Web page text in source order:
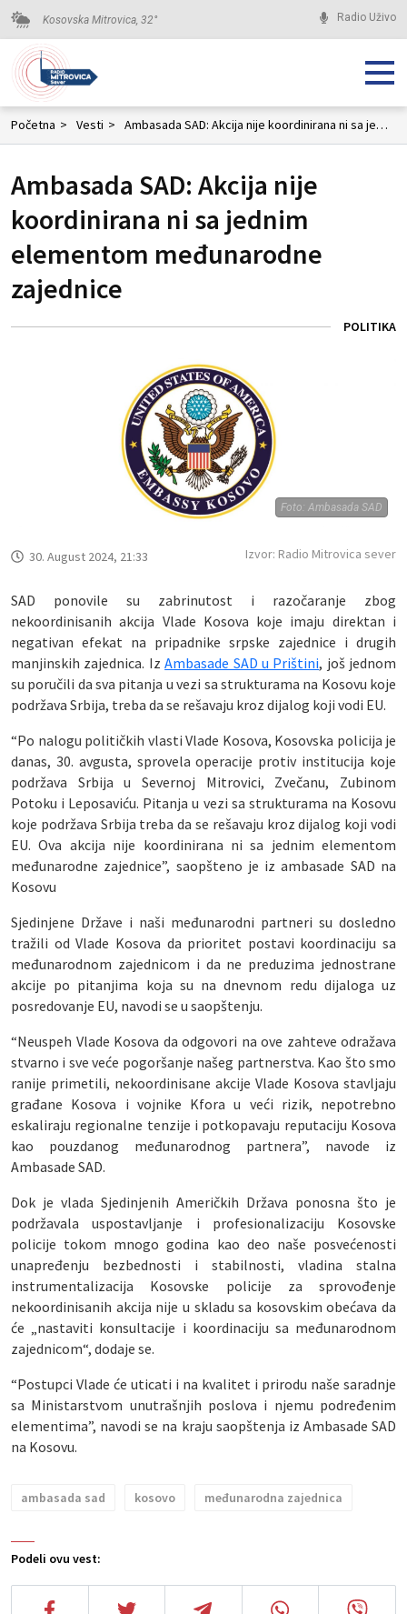
Kosovska Mitrovica, 32° Radio Uživo
Početna > Vesti > Ambasada SAD: Akcija nije koordinirana ni sa jednim elementom međunarodne zajednice
Ambasada SAD: Akcija nije
koordinirana ni sa jednim
elementom međunarodne
zajednice
POLITIKA
Foto: Ambasada SAD
Podeli ovu vest:
30. August 2024, 21:33 Izvor: Radio Mitrovica sever
SAD ponovile su zabrinutost i razočaranje zbog
nekoordinisanih akcija Vlade Kosova koje imaju direktan i
negativan efekat na pripadnike srpske zajednice i drugih
manjinskih zajednica. IzAmbasade SAD u Prištini, još jednom
su poručili da sva pitanja u vezi sa strukturama na Kosovu koje
podržava Srbija, treba da se rešavaju kroz dijalog koji vodi EU.
“Po nalogu političkih vlasti Vlade Kosova, Kosovska policija je
danas, 30. avgusta, sprovela operacije protiv institucija koje
podržava Srbija u Severnoj Mitrovici, Zvečanu, Zubinom
Potoku i Leposaviću. Pitanja u vezi sa strukturama na Kosovu
koje podržava Srbija treba da se rešavaju kroz dijalog koji vodi
EU. Ova akcija nije koordinirana ni sa jednim elementom
međunarodne zajednice”, saopšteno je iz ambasade SAD na
Kosovu
Sjedinjene Države i naši međunarodni partneri su dosledno
tražili od Vlade Kosova da prioritet postavi koordinaciju sa
međunarodnom zajednicom i da ne preduzima jednostrane
akcije po pitanjima koja su na dnevnom redu dijaloga uz
posredovanje EU, navodi se u saopštenju.
“Neuspeh Vlade Kosova da odgovori na ove zahteve odražava
stvarno i sve veće pogoršanje našeg partnerstva. Kao što smo
ranije primetili, nekoordinisane akcije Vlade Kosova stavljaju
građane Kosova i vojnike Kfora u veći rizik, nepotrebno
eskaliraju regionalne tenzije i potkopavaju reputaciju Kosova
kao pouzdanog međunarodnog partnera”, navode iz
Ambasade SAD.
Dok je vlada Sjedinjenih Američkih Država ponosna što je
podržavala uspostavljanje i profesionalizaciju Kosovske
policije tokom mnogo godina kao deo naše posvećenosti
unapređenju bezbednosti i stabilnosti, vladina stalna
instrumentalizacija Kosovske policije za sprovođenje
nekoordinisanih akcija nije u skladu sa kosovskim obećava da
će „nastaviti konsultacije i koordinaciju sa međunarodnom
zajednicom“, dodaje se.
“Postupci Vlade će uticati i na kvalitet i prirodu naše saradnje
sa Ministarstvom unutrašnjih poslova i njemu podređenim
elementima”, navodi se na kraju saopštenja iz Ambasade SAD
na Kosovu.
ambasada sad kosovo međunarodna zajednica